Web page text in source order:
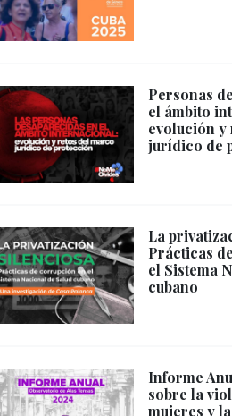
Personas
el ámbito
evolución y
jurídico de
La
Prácticas
el Sistema
cubano
Informe
sobre la
mujeres y